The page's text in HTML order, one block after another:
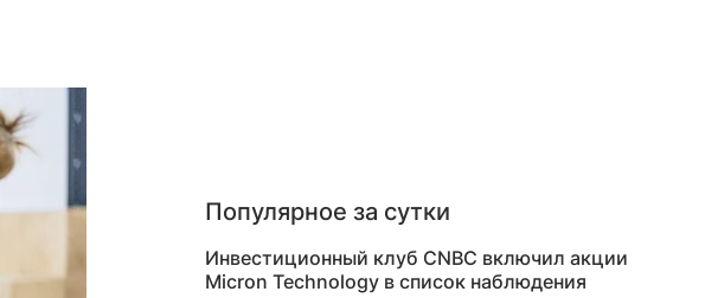
Популярное за сутки
Инвестиционный клуб CNBC включил акции
Micron Technology в список наблюдения